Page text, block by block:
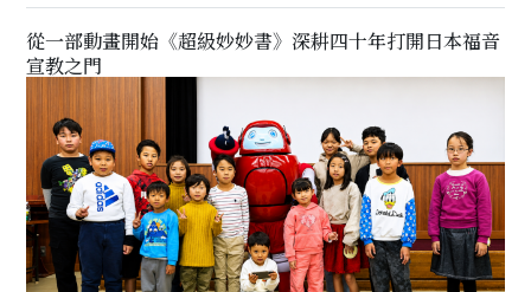
從一部動畫開始《超級妙妙書》深耕四十年打開日本福音
宣教之門